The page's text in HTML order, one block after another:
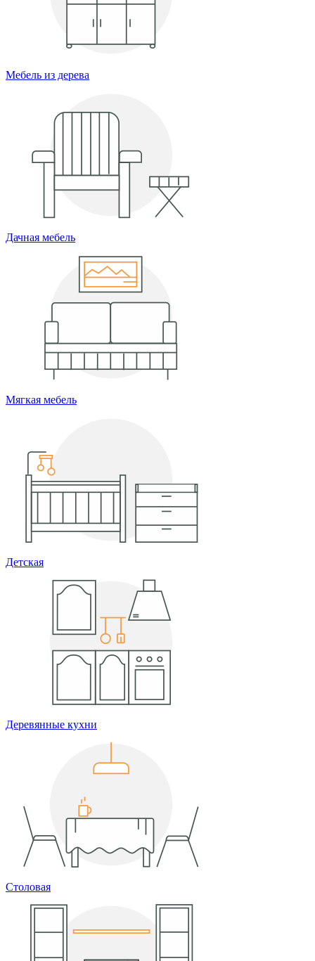
Мебель из дерева
Дачная мебель
Мягкая мебель
Детская
Деревянные кухни
Столовая